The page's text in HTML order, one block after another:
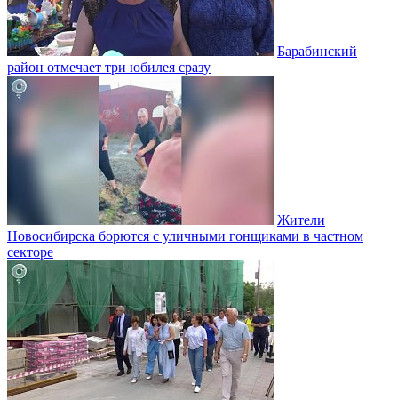
Барабинский
район отмечает три юбилея сразу
Жители
Новосибирска борются с уличными гонщиками в частном
секторе